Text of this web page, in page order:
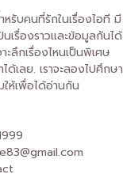
รับคนที่รักในเรื่องไอที มี
เรื่องราวและข้อมูลกันได้
าะลึกเรื่องไหนเป็นพิเศษ
ด้เลย. เราจะลองไปศึกษา
ให้เพื่อได้อ่านกัน